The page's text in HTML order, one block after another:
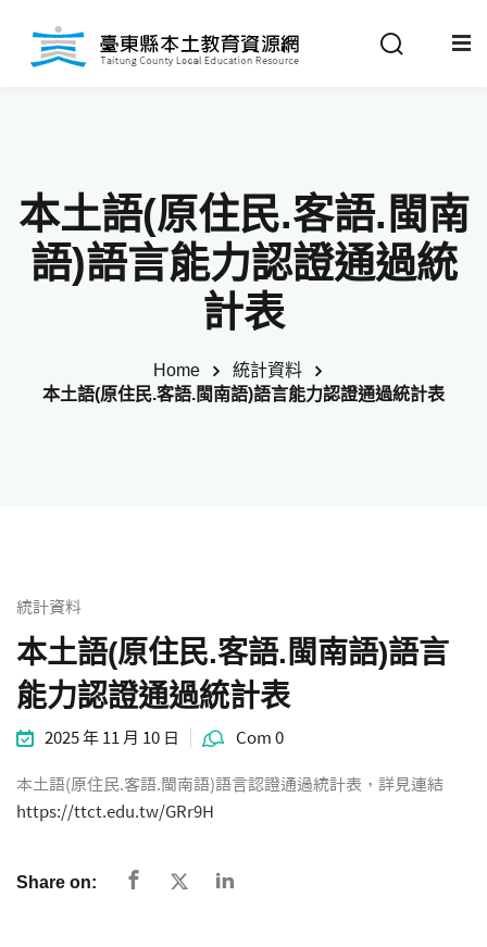
新消息
策法規
本土語(原住民.客語.閩南
語)語言能力認證通過統
計表
Home
統計資料
本土語(原住民.客語.閩南語)語言能力認證通過統計表
統計資料
本土語(原住民.客語.閩南語)語言
能力認證通過統計表
2025 年 11 月 10 日 Com 0
本土語(原住民.客語.閩南語)語言認證通過統計表，詳見連結
https://ttct.edu.tw/GRr9H
Share on:
Sign in Sign up
Remember me Lost your password?